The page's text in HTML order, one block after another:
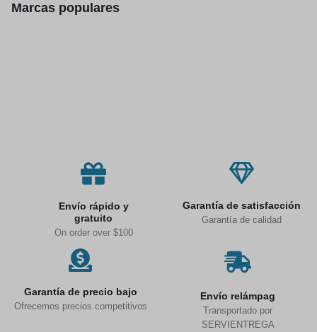
Marcas populares
Envío rápido y
gratuito
On order over $100
Garantía de satisfacción
Garantía de calidad
Garantía de precio bajo
Ofrecemos precios competitivos
Envío relámpag
Transportado por
SERVIENTREGA